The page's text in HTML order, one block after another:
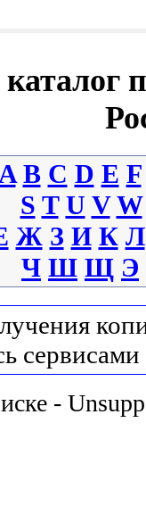
B C D E F
S T U V W
Ж З И К Л
Ч Ш Щ Э
сервисами
-